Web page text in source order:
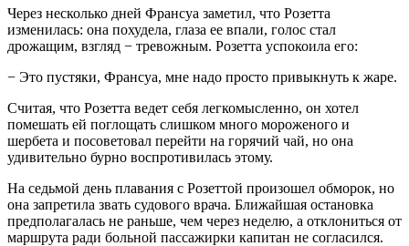
Через несколько дней Франсуа заметил, что Розетта
изменилась: она похудела, глаза ее впали, голос стал
дрожащим, взгляд − тревожным. Розетта успокоила его:
− Это пустяки, Франсуа, мне надо просто привыкнуть к жаре.
Считая, что Розетта ведет себя легкомысленно, он хотел
помешать ей поглощать слишком много мороженого и
шербета и посоветовал перейти на горячий чай, но она
удивительно бурно воспротивилась этому.
На седьмой день плавания с Розеттой произошел обморок, но
она запретила звать судового врача. Ближайшая остановка
предполагалась не раньше, чем через неделю, а отклониться от
маршрута ради больной пассажирки капитан не согласился.